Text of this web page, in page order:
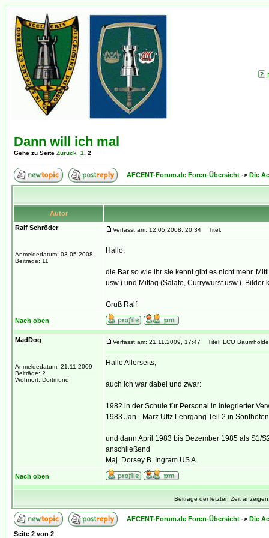
Dann will ich mal
Gehe zu Seite Zurück 1 2
AFCENT-Forum.de Foren-Übersicht -> Die
Autor
Ralf Schröder
Anmeldedatum: 03.05.2008
Beiträge: 11
Verfasst am: 12.05.2008, 20:34 Titel:
Hallo,
die Bar so wie ihr sie kennt gibt es nicht mehr.
usw.) und Mittag (Salate, Currywurst usw.).
Gruß Ralf
Nach oben
MadDog
Anmeldedatum: 21.11.2009
Beiträge: 2
Wohnort: Dortmund
Verfasst am: 21.11.2009, 17:47 Titel: LCO
Hallo Allerseits,
auch ich war dabei und zwar:
1982 in der Schule für Personal in integrierter
1983 Jan - März Uffz.Lehrgang Teil 2 in Sonthofen
und dann April 1983 bis Dezember 1985 als S1/
anschließend
Maj. Dorsey B. Ingram US A.
Nach oben
Beiträge der letzten Zeit
AFCENT-Forum.de Foren-Übersicht -> Die
Seite 2 von 2